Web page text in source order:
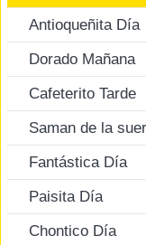
Antioqueñita Día
Dorado Mañana
Cafeterito Tarde
Saman de la
Fantástica Día
Paisita Día
Chontico Día